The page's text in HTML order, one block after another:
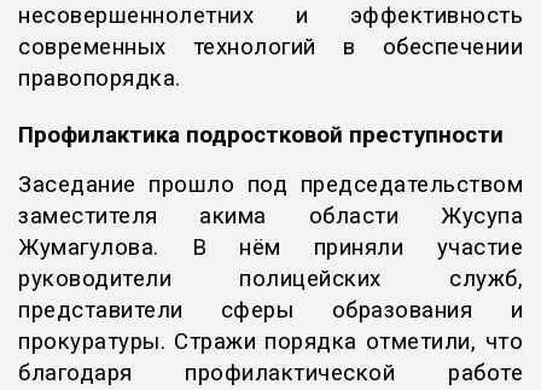
несовершеннолетних и эффективность
современных технологий в обеспечении
правопорядка.
Профилактика подростковой преступности
Заседание прошло под председательством
заместителя акима области Жусупа
Жумагулова. В нём приняли участие
руководители полицейских служб,
представители сферы образования и
прокуратуры. Стражи порядка отметили, что
благодаря профилактической работе